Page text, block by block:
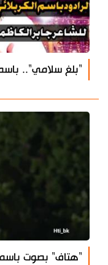
"بلغ سلامي"..
"هتاف" بصوت